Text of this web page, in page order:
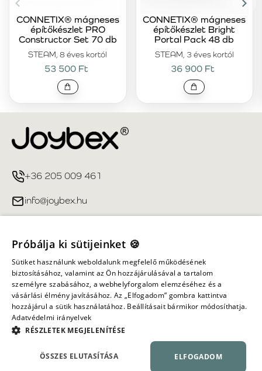
STEAM, 8 éves kortól
CONNETIX® mágneses
építőkészlet PRO
Constructor Set 70 db
53 500 Ft
STEAM, 3 éves kortól
CONNETIX® mágneses
építőkészlet Bright
Portal Pack 48 db
36 900 Ft
+36 205 009 461
info@joybex.hu
Fiókom
Információ
Minden jog fenntartva ©
Próbálja ki sütijeinket 🍪
Sütiket használunk weboldalunk megfelelő működésének
biztosításához, valamint az Ön hozzájárulásával a tartalom
személyre szabásához, a webhelyforgalom elemzéséhez és a
vásárlási élmény javításához. Az „Elfogadom” gombra kattintva
hozzájárul a sütik használatához. Beállításait bármikor módosíthatja.
Adatvédelmi irányelvek
RÉSZLETEK MEGJELENÍTÉSE
ELFOGADOM
ÖSSZES ELUTASÍTÁSA